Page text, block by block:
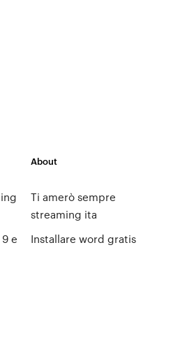
e
About
Ti amerò sempre
streaming ita
Installare word gratis